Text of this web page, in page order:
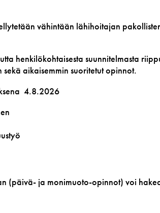
vähintään lähihoitajan
henkilökohtaisesta suunnitelmasta
aikaisemmin suoritetut opinnot.
4.8.2026
(päivä- ja monimuoto-opinnot) voi